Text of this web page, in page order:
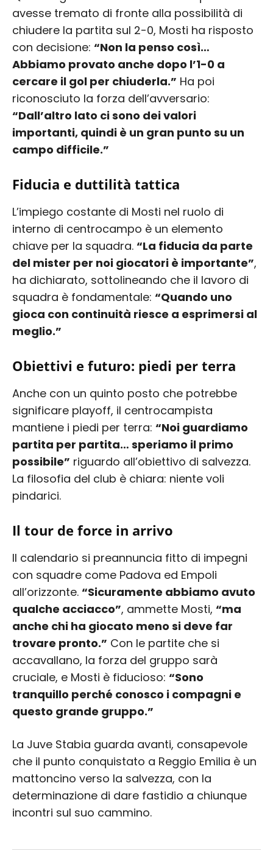
avesse tremato di fronte alla possibilità di
chiudere la partita sul 2-0, Mosti ha risposto
con decisione: “Non la penso così…
Abbiamo provato anche dopo l’1-0 a
cercare il gol per chiuderla.” Ha poi
riconosciuto la forza dell’avversario:
“Dall’altro lato ci sono dei valori
importanti, quindi è un gran punto su un
campo difficile.”
Fiducia e duttilità tattica
L’impiego costante di Mosti nel ruolo di
interno di centrocampo è un elemento
chiave per la squadra. “La fiducia da parte
del mister per noi giocatori è importante”,
ha dichiarato, sottolineando che il lavoro di
squadra è fondamentale: “Quando uno
gioca con continuità riesce a esprimersi al
meglio.”
Obiettivi e futuro: piedi per terra
Anche con un quinto posto che potrebbe
significare playoff, il centrocampista
mantiene i piedi per terra: “Noi guardiamo
partita per partita… speriamo il primo
possibile” riguardo all’obiettivo di salvezza.
La filosofia del club è chiara: niente voli
pindarici.
Il tour de force in arrivo
Il calendario si preannuncia fitto di impegni
con squadre come Padova ed Empoli
all’orizzonte. “Sicuramente abbiamo avuto
qualche acciacco”, ammette Mosti, “ma
anche chi ha giocato meno si deve far
trovare pronto.” Con le partite che si
accavallano, la forza del gruppo sarà
cruciale, e Mosti è fiducioso: “Sono
tranquillo perché conosco i compagni e
questo grande gruppo.”
La Juve Stabia guarda avanti, consapevole
che il punto conquistato a Reggio Emilia è un
mattoncino verso la salvezza, con la
determinazione di dare fastidio a chiunque
incontri sul suo cammino.